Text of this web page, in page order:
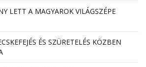
LETT A MAGYAROK VILÁGSZÉPE
ÉS SZÜRETELÉS KÖZBEN